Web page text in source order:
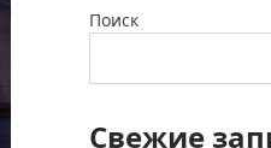
Поиск
Свежие